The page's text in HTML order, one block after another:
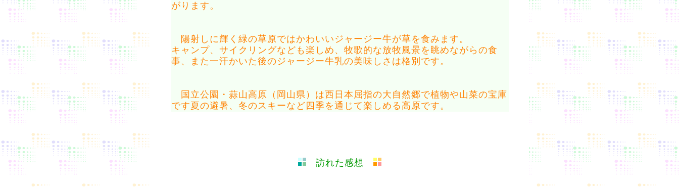
がります。
陽射しに輝く緑の草原ではかわいいジャージー牛が草を食みます。
キャンプ、サイクリングなども楽しめ、牧歌的な放牧風景を眺めながらの食
事、また一汗かいた後のジャージー牛乳の美味しさは格別です。
国立公園・蒜山高原（岡山県）は西日本屈指の大自然郷で植物や山菜の宝庫
です夏の避暑、冬のスキーなど四季を通じて楽しめる高原です。
訪れた感想